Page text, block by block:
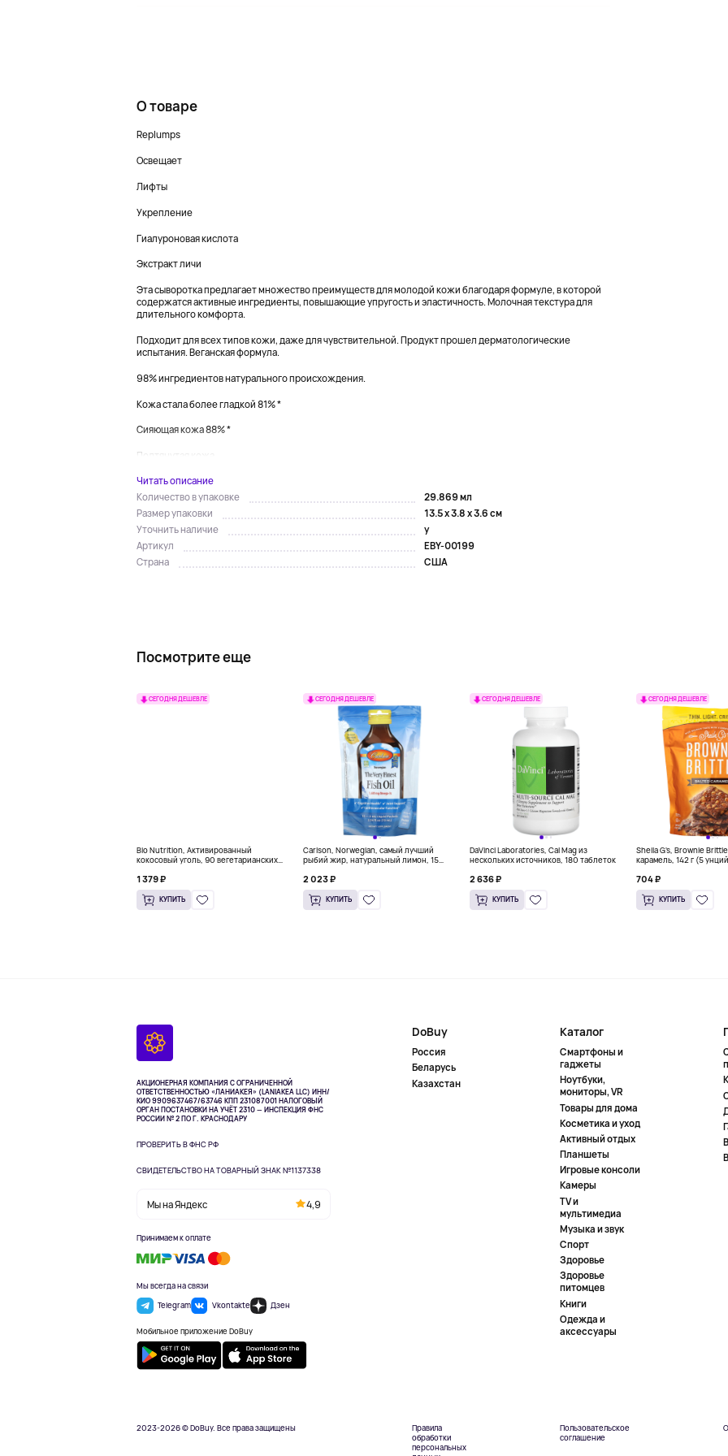
О товаре
Replumps
Освещает
Лифты
Укрепление
Гиалуроновая кислота
Экстракт личи
Эта сыворотка предлагает множество преимуществ для молодой кожи благодаря формуле, в которой
содержатся активные ингредиенты, повышающие упругость и эластичность. Молочная текстура для
длительного комфорта.
Подходит для всех типов кожи, даже для чувствительной. Продукт прошел дерматологические
испытания. Веганская формула.
98% ингредиентов натурального происхождения.
Кожа стала более гладкой 81% *
Сияющая кожа 88% *
Подтянутая кожа...
Читать описание
Количество в упаковке
29.869 мл
Размер упаковки
13.5 x 3.8 x 3.6 см
Уточнить наличие
y
Артикул
EBY-00199
Страна
США
Посмотрите еще
СЕГОДНЯ ДЕШЕВЛЕ
Bio Nutrition, Активированный
кокосовый уголь, 90 вегетарианских
1 379 ₽
КУПИТЬ
СЕГОДНЯ ДЕШЕВЛЕ
Carlson, Norwegian, самый лучший
рыбий жир, натуральный лимон, 15
2 023 ₽
КУПИТЬ
СЕГОДНЯ ДЕШЕВЛЕ
DaVinci Laboratories, Cal Mag из
нескольких источников, 180 таблеток
2 636 ₽
КУПИТЬ
СЕГОДНЯ ДЕШЕВЛЕ
Sheila G's, Brownie
карамель, 142 г (5
704 ₽
КУПИТЬ
АКЦИОНЕРНАЯ КОМПАНИЯ С ОГРАНИЧЕННОЙ
ОТВЕТСТВЕННОСТЬЮ «ЛАНИАКЕЯ» (LANIAKEA LLC) ИНН/
КИО 9909637467/63746 КПП 231087001НАЛОГОВЫЙ
ОРГАН ПОСТАНОВКИ НА УЧЁТ 2310 — ИНСПЕКЦИЯ ФНС
РОССИИ № 2 ПО Г. КРАСНОДАРУ
ПРОВЕРИТЬ В ФНС РФ
СВИДЕТЕЛЬСТВО НА ТОВАРНЫЙ ЗНАК №1137338
Мы на Яндекс 4,9
Принимаем к оплате
Мы всегда на связи
Telegram
Vkontakte Дзен
Мобильное приложение DoBuy
DoBuy
Россия
Беларусь
Казахстан
Каталог
Смартфоны и
гаджеты
Ноутбуки,
мониторы, VR
Товары для дома
Косметика и уход
Активный отдых
Планшеты
Игровые консоли
Камеры
TV и
мультимедиа
Музыка и звук
Спорт
Здоровье
Здоровье
питомцев
Книги
Одежда и
аксессуары
2023-2026 © DoBuy. Все права защищены
Правила
обработки
персональных
Пользовательское
соглашение